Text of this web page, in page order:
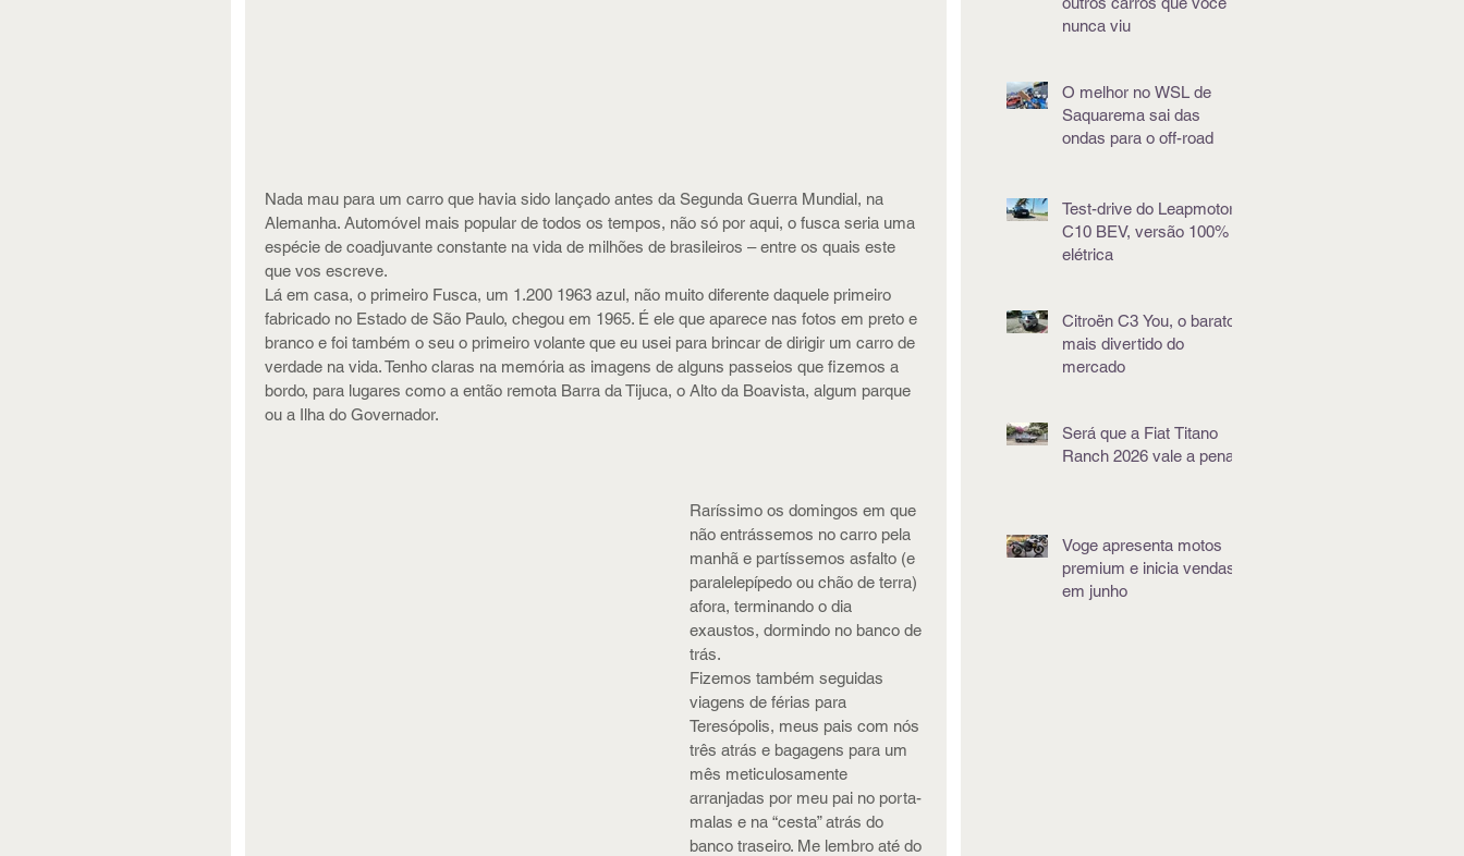
Nada mau para um carro que havia sido lançado antes da Segunda Guerra Mundial, na
Alemanha. Automóvel mais popular de todos os tempos, não só por aqui, o fusca seria uma
espécie de coadjuvante constante na vida de milhões de brasileiros – entre os quais este
que vos escreve.
Lá em casa, o primeiro Fusca, um 1.200 1963 azul, não muito diferente daquele primeiro
fabricado no Estado de São Paulo, chegou em 1965. É ele que aparece nas fotos em preto e
branco e foi também o seu o primeiro volante que eu usei para brincar de dirigir um carro de
verdade na vida. Tenho claras na memória as imagens de alguns passeios que fizemos a
bordo, para lugares como a então remota Barra da Tijuca, o Alto da Boavista, algum parque
ou a Ilha do Governador.
Raríssimo os domingos em que
não entrássemos no carro pela
manhã e partíssemos asfalto (e
paralelepípedo ou chão de terra)
afora, terminando o dia
exaustos, dormindo no banco de
trás.
Fizemos também seguidas
viagens de férias para
Teresópolis, meus pais com nós
três atrás e bagagens para um
mês meticulosamente
arranjadas por meu pai no porta-
malas e na “cesta” atrás do
banco traseiro. Me lembro até do
nunca viu
O melhor no WSL de
Saquarema sai das
ondas para o off-road
Test-drive do Leapmotor
C10 BEV, versão 100%
elétrica
Citroën C3 You, o barato
mais divertido do
mercado
Será que a Fiat Titano
Ranch 2026 vale a pena?
Voge apresenta motos
premium e inicia vendas
em junho